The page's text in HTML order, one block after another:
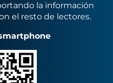
la información
el resto de lectores.